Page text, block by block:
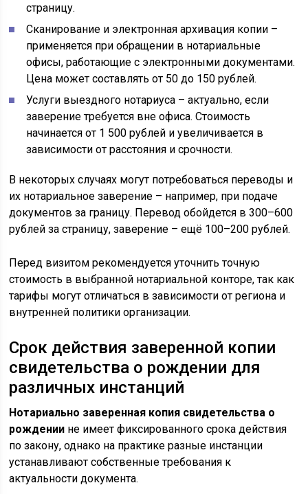
страницу.
Сканирование и электронная архивация копии –
применяется при обращении в нотариальные
офисы, работающие с электронными документами.
Цена может составлять от 50 до 150 рублей.
Услуги выездного нотариуса – актуально, если
заверение требуется вне офиса. Стоимость
начинается от 1 500 рублей и увеличивается в
зависимости от расстояния и срочности.
В некоторых случаях могут потребоваться переводы и
их нотариальное заверение – например, при подаче
документов за границу. Перевод обойдется в 300–600
рублей за страницу, заверение – ещё 100–200 рублей.
Перед визитом рекомендуется уточнить точную
стоимость в выбранной нотариальной конторе, так как
тарифы могут отличаться в зависимости от региона и
внутренней политики организации.
Срок действия заверенной копии
свидетельства о рождении для
различных инстанций
Нотариально заверенная копия свидетельства о
рождении не имеет фиксированного срока действия
по закону, однако на практике разные инстанции
устанавливают собственные требования к
актуальности документа.